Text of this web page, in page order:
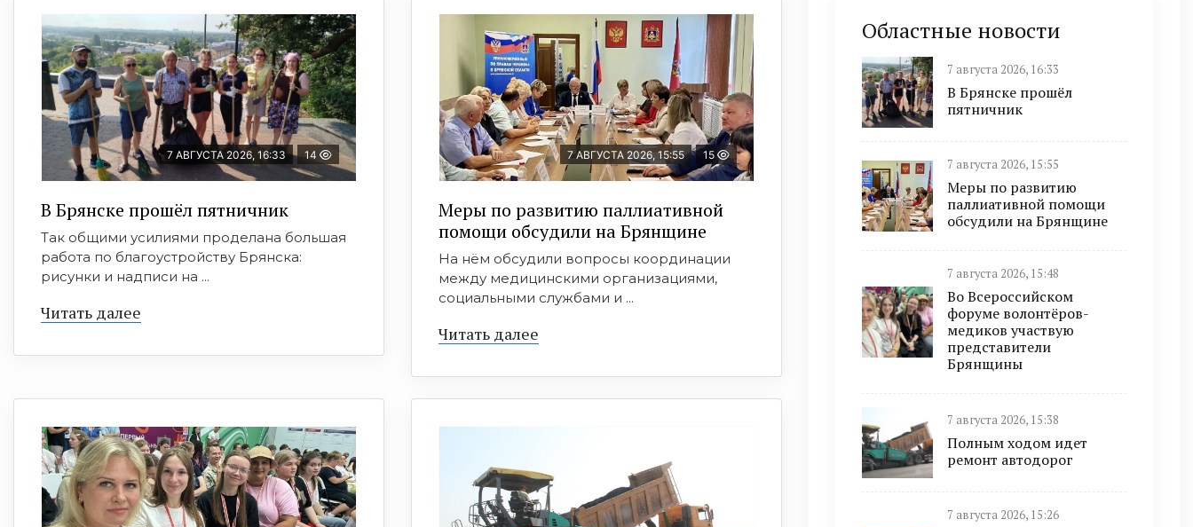
7 АВГУСТА 2026, 16:33 14
В Брянске прошёл пятничник
Так общими усилиями проделана большая
работа по благоустройству Брянска:
рисунки и надписи на ...
Читать далее
7 АВГУСТА 2026, 15:55 15
Меры по развитию паллиативной
помощи обсудили на Брянщине
На нём обсудили вопросы координации
между медицинскими организациями,
социальными службами и ...
Читать далее
Областные новости
7 августа 2026, 16:33
В Брянске прошёл
пятничник
7 августа 2026, 15:55
Меры по развитию
паллиативной помощи
обсудили на Брянщине
7 августа 2026, 15:48
Во Всероссийском
форуме волонтёров-
медиков участвую
представители
Брянщины
7 августа 2026, 15:38
Полным ходом идет
ремонт автодорог
7 августа 2026, 15:26